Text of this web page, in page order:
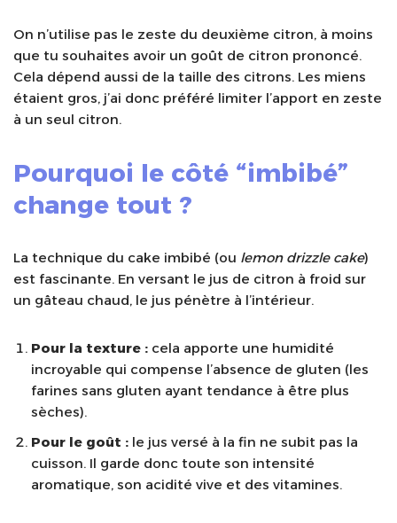
On n’utilise pas le zeste du deuxième citron, à moins
que tu souhaites avoir un goût de citron prononcé.
Cela dépend aussi de la taille des citrons. Les miens
étaient gros, j’ai donc préféré limiter l’apport en zeste
à un seul citron.
Pourquoi le côté “imbibé”
change tout ?
La technique du cake imbibé (ou lemon drizzle cake)
est fascinante. En versant le jus de citron à froid sur
un gâteau chaud, le jus pénètre à l’intérieur.
Pour la texture : cela apporte une humidité
incroyable qui compense l’absence de gluten (les
farines sans gluten ayant tendance à être plus
sèches).
Pour le goût : le jus versé à la fin ne subit pas la
cuisson. Il garde donc toute son intensité
aromatique, son acidité vive et des vitamines.